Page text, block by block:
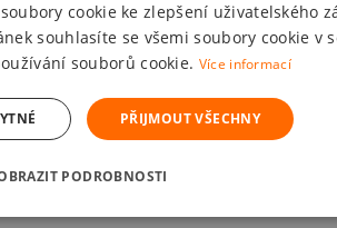
cookie ke zlepšení uživatelského
souhlasíte se všemi soubory cookie v
souborů cookie. Více informací
PŘIJMOUT VŠECHNY
PODROBNOSTI